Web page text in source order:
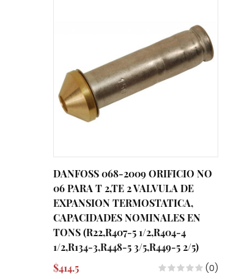
DANFOSS 068-2009 ORIFICIO NO
06 PARA T 2,TE 2 VALVULA DE
EXPANSION TERMOSTATICA,
CAPACIDADES NOMINALES EN
TONS (R22,R407-5 1/2,R404-4
1/2,R134-3,R448-5 3/5,R449-5 2/5)
$414.5
(0)